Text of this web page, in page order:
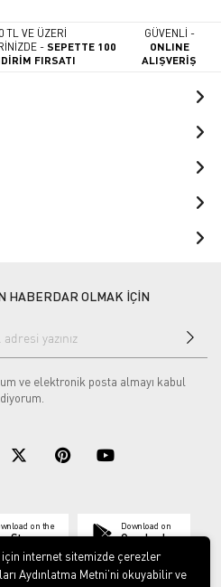
TL VE ÜZERİ
-SEPETTE 100
FIRSATI
GÜVENLİ -
ONLINE
ALIŞVERİŞ
HABERDAR OLMAK İÇİN
ve elektronik posta almayı kabul
on the
Store
Download on
Google play
internet sitemizde çerezler
Aydınlatma Metni’ni okuyabilir ve